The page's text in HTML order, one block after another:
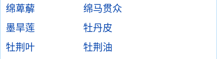
绵萆薢
绵马贯众
墨旱莲
牡丹皮
牡荆叶
牡荆油